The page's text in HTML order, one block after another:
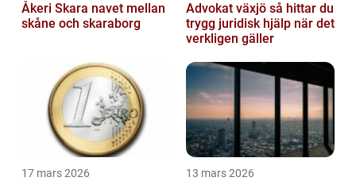
Åkeri Skara navet mellan
skåne och skaraborg
Advokat växjö så hittar du
trygg juridisk hjälp när det
verkligen gäller
17 mars 2026 13 mars 2026